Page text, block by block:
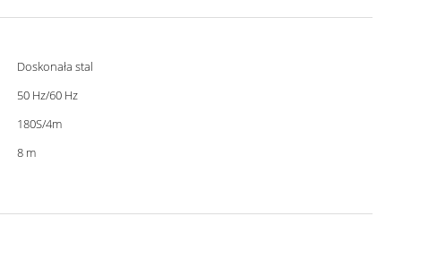
Doskonała stal
50 Hz/60 Hz
180S/4m
8 m